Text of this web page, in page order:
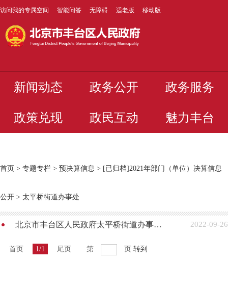
访问我的专属空间 智能问答 无障碍 适老版 移动版
新闻动态 政务公开 政务服务
政策兑现 政民互动 魅力丰台
首页 > 专题专栏 > 预决算信息 > [已归档]2021年部门（单位）决算信息
公开 > 太平桥街道办事处
北京市丰台区人民政府太平桥街道办事处2021年度部门决算 2022-09-26
首页 1/1 尾页 第 页 转到